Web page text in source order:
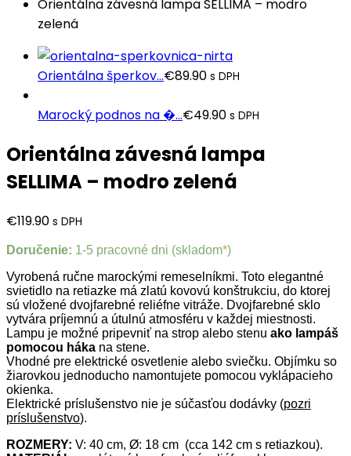
Orientálna závesná lampa SELLIMA – modro
zelená
Orientálna šperkov...€89.90 s DPH
Marocký podnos na �...€49.90 s DPH
Orientálna závesná lampa
SELLIMA – modro zelená
€119.90 s DPH
Doručenie: 1-5 pracovné dni (skladom*)
Vyrobená ručne marockými remeselníkmi. Toto elegantné
svietidlo na retiazke má zlatú kovovú konštrukciu, do ktorej
sú vložené dvojfarebné reliéfne vitráže. Dvojfarebné sklo
vytvára príjemnú a útulnú atmosféru v každej miestnosti.
Lampu je možné pripevniť na strop alebo stenu ako lampáš
pomocou háka na stene.
Vhodné pre elektrické osvetlenie alebo sviečku. Objímku so
žiarovkou jednoducho namontujete pomocou vyklápacieho
okienka.
Elektrické príslušenstvo nie je súčasťou dodávky (pozri
príslušenstvo).
ROZMERY: V: 40 cm, Ø: 18 cm (cca 142 cm s retiazkou).